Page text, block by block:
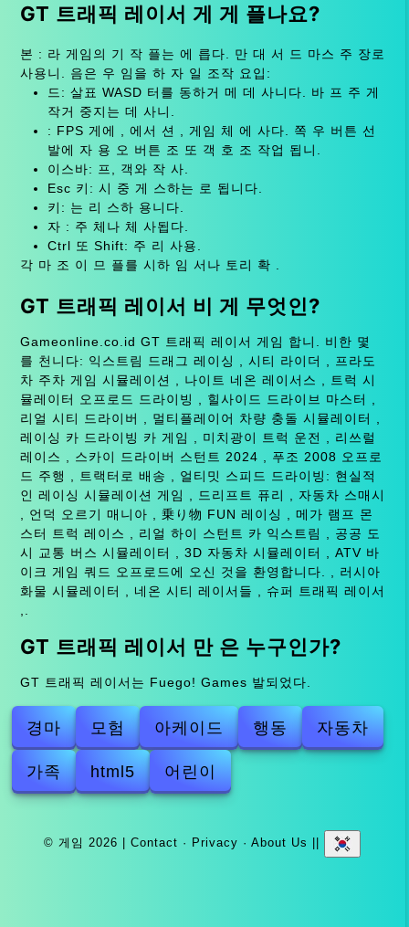
GT 트래픽 레이서 게 게 플나요?
본 : 라 게임의 기 작 플는 에 릅다. 만 대 서 드 마스 주 장로
사용니. 음은 우 임을 하 자 일 조작 요입:
드: 살표 WASD 터를 동하거 메 데 사니다. 바 프 주 게
작거 중지는 데 사니.
: FPS 게에 , 에서 션 , 게임 체 에 사다. 쪽 우 버튼 선
발에 자 용 오 버튼 조 또 객 호 조 작업 됩니.
이스바: 프, 객와 작 사.
Esc 키: 시 중 게 스하는 로 됩니다.
키: 는 리 스하 용니다.
자 : 주 체나 체 사됩다.
Ctrl 또 Shift: 주 리 사용.
각 마 조 이 므 플를 시하 임 서나 토리 확 .
GT 트래픽 레이서 비 게 무엇인?
Gameonline.co.id GT 트래픽 레이서 게임 합니. 비한 몇
를 천니다: 익스트림 드래그 레이싱 , 시티 라이더 , 프라도
차 주차 게임 시뮬레이션 , 나이트 네온 레이서스 , 트럭 시
뮬레이터 오프로드 드라이빙 , 힐사이드 드라이브 마스터 ,
리얼 시티 드라이버 , 멀티플레이어 차량 충돌 시뮬레이터 ,
레이싱 카 드라이빙 카 게임 , 미치광이 트럭 운전 , 리쓰럴
레이스 , 스카이 드라이버 스턴트 2024 , 푸조 2008 오프로
드 주행 , 트랙터로 배송 , 얼티밋 스피드 드라이빙: 현실적
인 레이싱 시뮬레이션 게임 , 드리프트 퓨리 , 자동차 스매시
, 언덕 오르기 매니아 , 乗り物 FUN 레이싱 , 메가 램프 몬
스터 트럭 레이스 , 리얼 하이 스턴트 카 익스트림 , 공공 도
시 교통 버스 시뮬레이터 , 3D 자동차 시뮬레이터 , ATV 바
이크 게임 쿼드 오프로드에 오신 것을 환영합니다. , 러시아
화물 시뮬레이터 , 네온 시티 레이서들 , 슈퍼 트래픽 레이서
GT 트래픽 레이서 만 은 누구인가?
GT 트래픽 레이서는 Fuego! Games 발되었다.
경마 모험 아케이드 행동 자동차
가족 html5 어린이
© 게임 2026 |Contact · Privacy ·About Us ||